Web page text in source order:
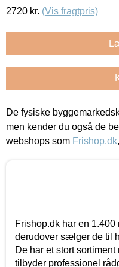
2720 kr. (Vis fragtpris)
De fysiske
men kender du også de
webshops som Frishop.dk,
Frishop.dk har en
derudover sælger de til
De har et stort
tilbyder professionel